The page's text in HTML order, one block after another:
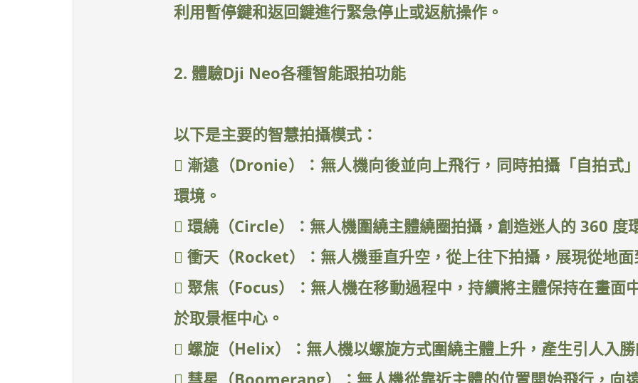
利用暫停鍵和返回鍵進行緊急停止或返航操作。
2. 體驗Dji Neo各種智能跟拍功能
以下是主要的智慧拍攝模式：
 漸遠（Dronie）：無人機向後並向上飛行，同時拍攝「自拍式
環境。
 環繞（Circle）：無人機圍繞主體繞圈拍攝，創造迷人的 360 度
 衝天（Rocket）：無人機垂直升空，從上往下拍攝，展現從地
 聚焦（Focus）：無人機在移動過程中，持續將主體保持在畫面
於取景框中心。
 螺旋（Helix）：無人機以螺旋方式圍繞主體上升，產生引人入